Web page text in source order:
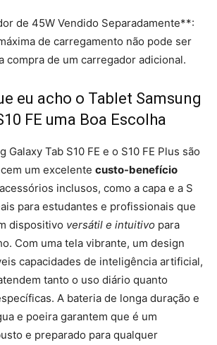
de 45W Vendido Separadamente**:
de carregamento não pode ser
compra de um carregador adicional.
eu acho o Tablet Samsung
FE uma Boa Escolha
Galaxy Tab S10 FE e o S10 FE Plus são
um excelente custo-benefício
inclusos, como a capa e a S
para estudantes e profissionais que
dispositivo versátil e intuitivo para
Com uma tela vibrante, um design
capacidades de inteligência artificial,
tanto o uso diário quanto
A bateria de longa duração e
e poeira garantem que é um
e preparado para qualquer